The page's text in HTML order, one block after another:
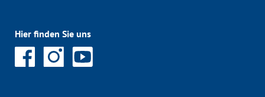
Hier finden Sie uns